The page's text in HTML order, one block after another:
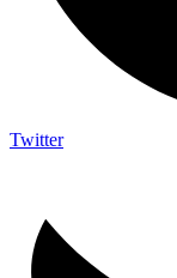
Twitter